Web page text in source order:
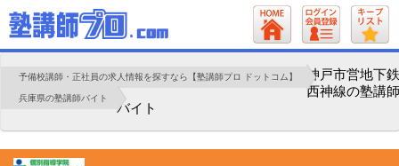
予備校講師・正社員の求人情報を探すなら【塾講師プロ ドットコム】
兵庫県の塾講師バイト
神戸市営地下鉄
西神線の塾講師
バイト